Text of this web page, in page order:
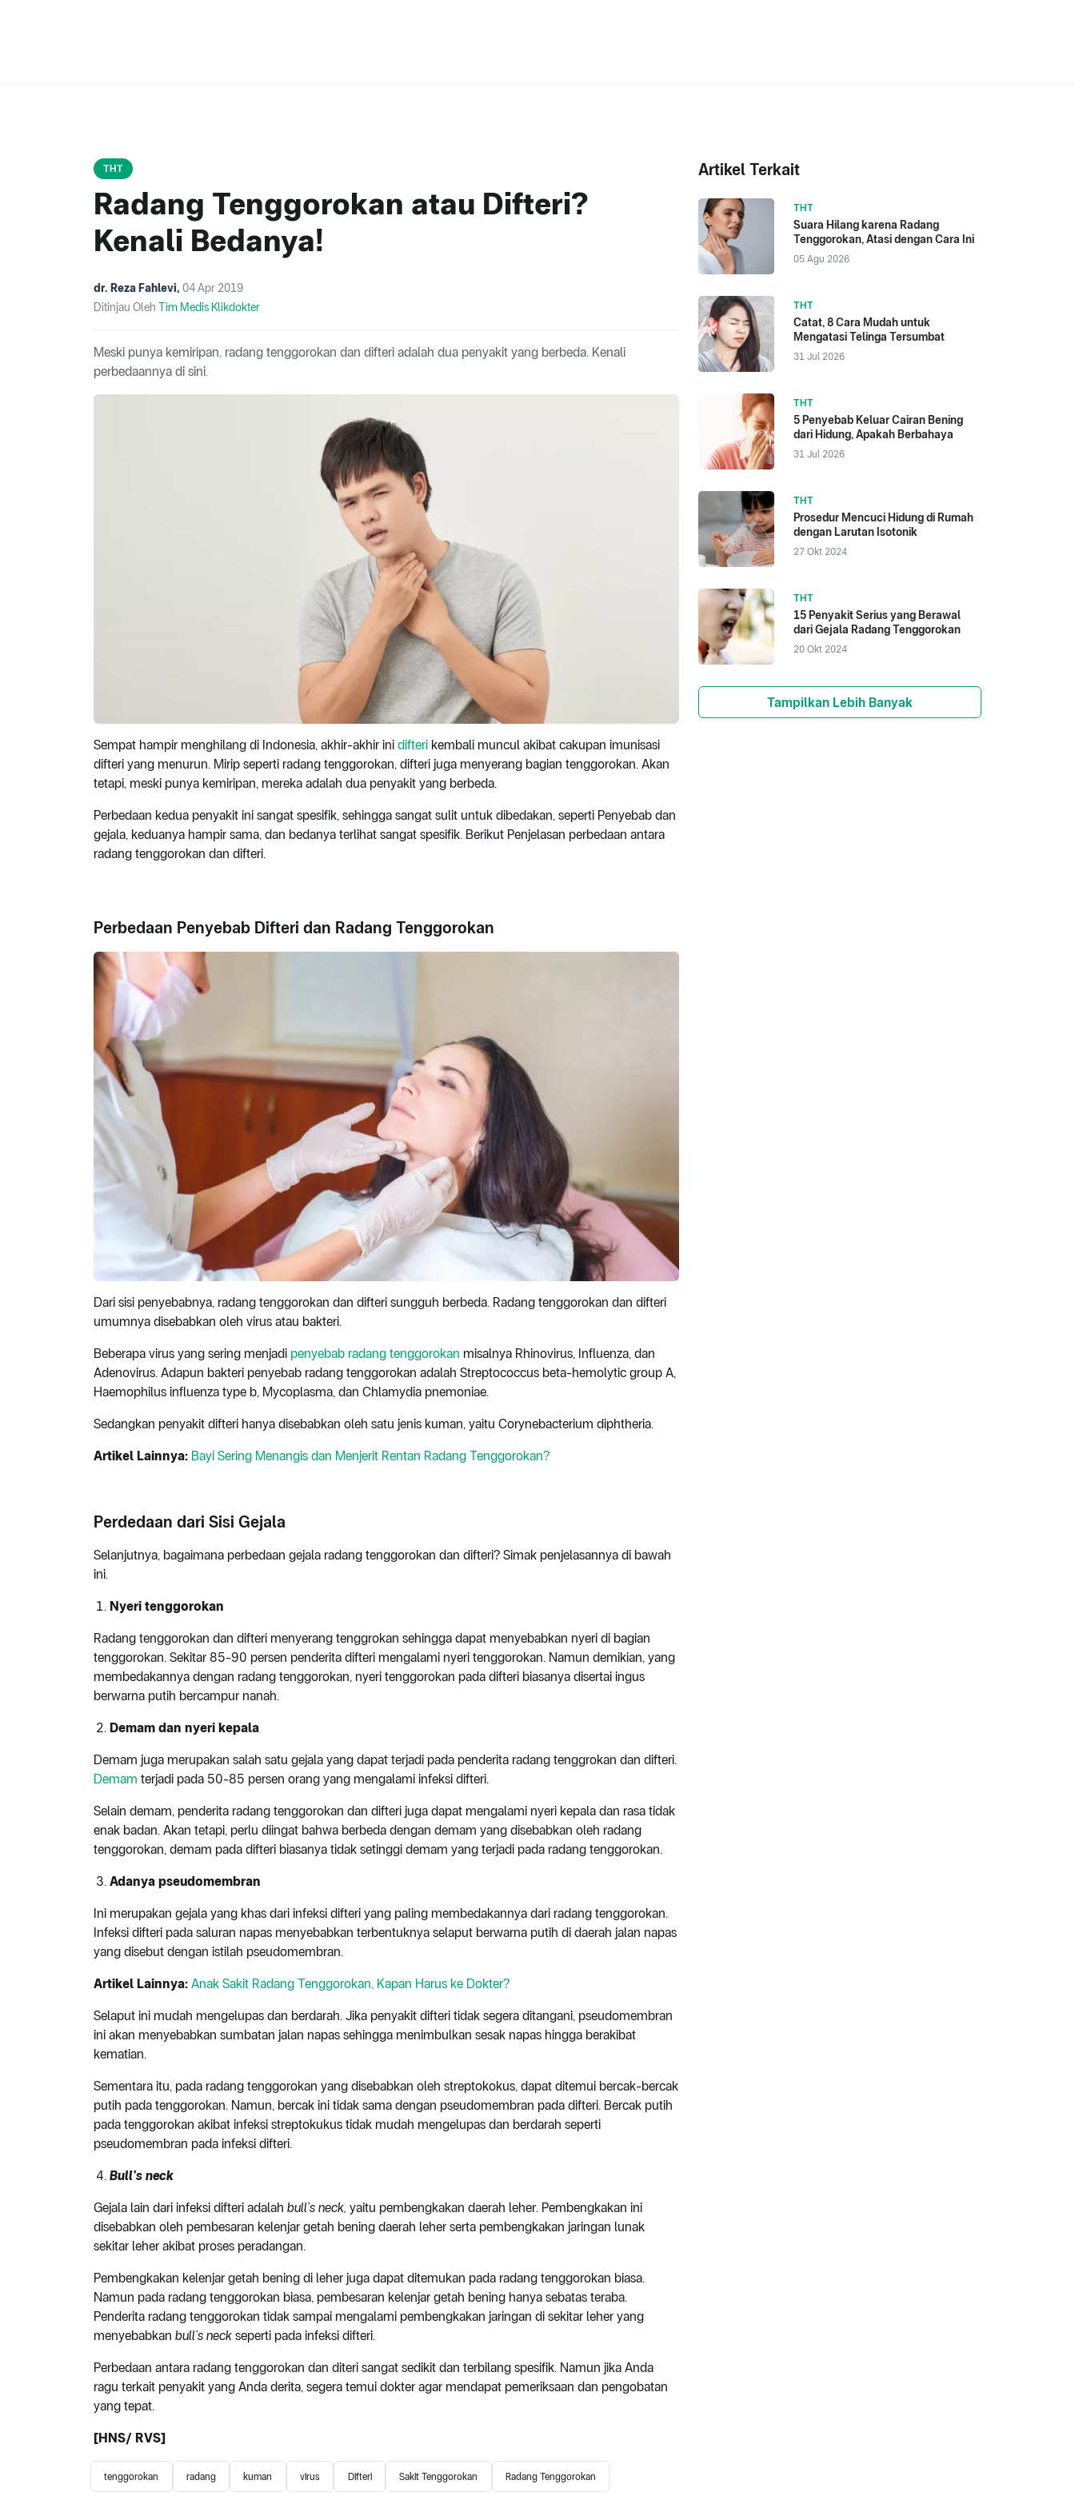
THT
Radang Tenggorokan atau Difteri?
Kenali Bedanya!
dr. Reza Fahlevi, 04 Apr 2019
Ditinjau Oleh Tim Medis Klikdokter
Meski punya kemiripan, radang tenggorokan dan difteri adalah dua penyakit yang berbeda. Kenali
perbedaannya di sini.
Sempat hampir menghilang di Indonesia, akhir-akhir ini difteri kembali muncul akibat cakupan imunisasi
difteri yang menurun. Mirip seperti radang tenggorokan, difteri juga menyerang bagian tenggorokan. Akan
tetapi, meski punya kemiripan, mereka adalah dua penyakit yang berbeda.
Perbedaan kedua penyakit ini sangat spesifik, sehingga sangat sulit untuk dibedakan, seperti Penyebab dan
gejala, keduanya hampir sama, dan bedanya terlihat sangat spesifik. Berikut Penjelasan perbedaan antara
radang tenggorokan dan difteri.
Perbedaan Penyebab Difteri dan Radang Tenggorokan
Dari sisi penyebabnya, radang tenggorokan dan difteri sungguh berbeda. Radang tenggorokan dan difteri
umumnya disebabkan oleh virus atau bakteri.
Beberapa virus yang sering menjadi penyebab radang tenggorokan misalnya Rhinovirus, Influenza, dan
Adenovirus. Adapun bakteri penyebab radang tenggorokan adalah Streptococcus beta-hemolytic group A,
Haemophilus influenza type b, Mycoplasma, dan Chlamydia pnemoniae.
Sedangkan penyakit difteri hanya disebabkan oleh satu jenis kuman, yaitu Corynebacterium diphtheria.
Artikel Lainnya: Bayi Sering Menangis dan Menjerit Rentan Radang Tenggorokan?
Perdedaan dari Sisi Gejala
Selanjutnya, bagaimana perbedaan gejala radang tenggorokan dan difteri? Simak penjelasannya di bawah
ini.
Nyeri tenggorokan
Radang tenggorokan dan difteri menyerang tenggrokan sehingga dapat menyebabkan nyeri di bagian
tenggorokan. Sekitar 85-90 persen penderita difteri mengalami nyeri tenggorokan. Namun demikian, yang
membedakannya dengan radang tenggorokan, nyeri tenggorokan pada difteri biasanya disertai ingus
berwarna putih bercampur nanah.
Demam dan nyeri kepala
Demam juga merupakan salah satu gejala yang dapat terjadi pada penderita radang tenggrokan dan difteri.
Demam terjadi pada 50-85 persen orang yang mengalami infeksi difteri.
Selain demam, penderita radang tenggorokan dan difteri juga dapat mengalami nyeri kepala dan rasa tidak
enak badan. Akan tetapi, perlu diingat bahwa berbeda dengan demam yang disebabkan oleh radang
tenggorokan, demam pada difteri biasanya tidak setinggi demam yang terjadi pada radang tenggorokan.
Adanya pseudomembran
Ini merupakan gejala yang khas dari infeksi difteri yang paling membedakannya dari radang tenggorokan.
Infeksi difteri pada saluran napas menyebabkan terbentuknya selaput berwarna putih di daerah jalan napas
yang disebut dengan istilah pseudomembran.
Artikel Lainnya: Anak Sakit Radang Tenggorokan, Kapan Harus ke Dokter?
Selaput ini mudah mengelupas dan berdarah. Jika penyakit difteri tidak segera ditangani, pseudomembran
ini akan menyebabkan sumbatan jalan napas sehingga menimbulkan sesak napas hingga berakibat
kematian.
Sementara itu, pada radang tenggorokan yang disebabkan oleh streptokokus, dapat ditemui bercak-bercak
putih pada tenggorokan. Namun, bercak ini tidak sama dengan pseudomembran pada difteri. Bercak putih
pada tenggorokan akibat infeksi streptokukus tidak mudah mengelupas dan berdarah seperti
pseudomembran pada infeksi difteri.
Bull’s neck
Gejala lain dari infeksi difteri adalah bull’s neck, yaitu pembengkakan daerah leher. Pembengkakan ini
disebabkan oleh pembesaran kelenjar getah bening daerah leher serta pembengkakan jaringan lunak
sekitar leher akibat proses peradangan.
Pembengkakan kelenjar getah bening di leher juga dapat ditemukan pada radang tenggorokan biasa.
Namun pada radang tenggorokan biasa, pembesaran kelenjar getah bening hanya sebatas teraba.
Penderita radang tenggorokan tidak sampai mengalami pembengkakan jaringan di sekitar leher yang
menyebabkan bull’s neck seperti pada infeksi difteri.
Perbedaan antara radang tenggorokan dan diteri sangat sedikit dan terbilang spesifik. Namun jika Anda
ragu terkait penyakit yang Anda derita, segera temui dokter agar mendapat pemeriksaan dan pengobatan
yang tepat.
[HNS/ RVS]
tenggorokan radang kuman virus Difteri Sakit Tenggorokan Radang Tenggorokan
Artikel Terkait
THT
Suara Hilang karena Radang
Tenggorokan, Atasi dengan Cara Ini
05 Agu 2026
THT
Catat, 8 Cara Mudah untuk
Mengatasi Telinga Tersumbat
31 Jul 2026
THT
5 Penyebab Keluar Cairan Bening
dari Hidung, Apakah Berbahaya
31 Jul 2026
THT
Prosedur Mencuci Hidung di Rumah
dengan Larutan Isotonik
27 Okt 2024
THT
15 Penyakit Serius yang Berawal
dari Gejala Radang Tenggorokan
20 Okt 2024
Tampilkan Lebih Banyak